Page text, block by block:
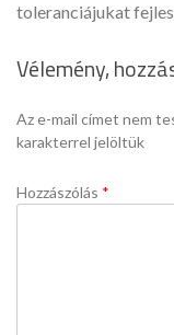
toleranciájukat
Vélemény,
Az e-mail címet nem
karakterrel jelöltük
Hozzászólás *